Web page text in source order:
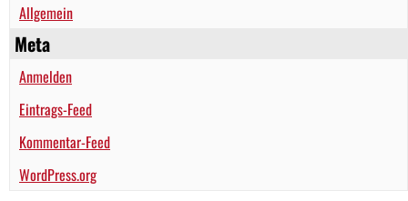
Allgemein
Meta
Anmelden
Eintrags-Feed
Kommentar-Feed
WordPress.org